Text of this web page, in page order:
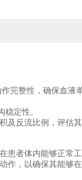
完整性，确保血液
定性。
及反流比例，评估其
患者体内能够正常
作，以确保其能够